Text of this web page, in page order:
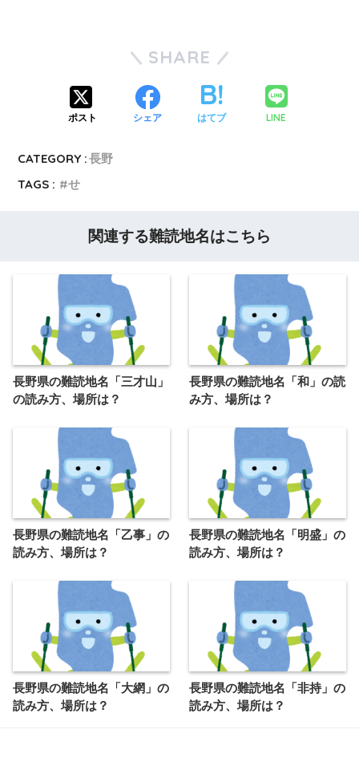
SHARE
ポスト シェア はてブ LINE
CATEGORY :長野
TAGS :
せ
関連する難読地名はこちら
長野県の難読地名「三才山」
の読み方、場所は？
長野県の難読地名「和」の読
み方、場所は？
長野県の難読地名「乙事」の
読み方、場所は？
長野県の難読地名「明盛」の
読み方、場所は？
長野県の難読地名「大網」の
読み方、場所は？
長野県の難読地名「非持」の
読み方、場所は？